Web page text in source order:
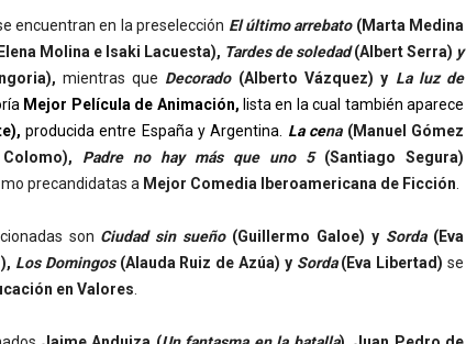
encuentran en la preselección El último arrebato (Marta Medina
Molina e Isaki Lacuesta), Tardes de soledad(Albert Serra) y
mientras que Decorado(Alberto Vázquez) y La luz de
Mejor Película de Animación, lista en la cual también aparece
producida entre España y Argentina. La cena(Manuel Gómez
Padre no hay más que uno 5(Santiago Segura)
precandidatas a Mejor Comedia Iberoamericana de Ficción
son Ciudad sin sueño (Guillermo Galoe) y Sorda(Eva
Los Domingos(Alauda Ruiz de Azúa) y Sorda(Eva Libertad) se
en Valores